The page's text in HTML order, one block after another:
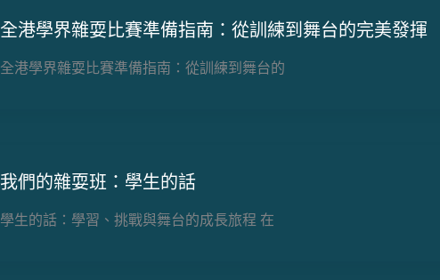
全港學界雜耍比賽準備指南：從訓練到舞台的完美發揮
全港學界雜耍比賽準備指南：從訓練到舞台的
我們的雜耍班：學生的話
學生的話：學習、挑戰與舞台的成長旅程 在